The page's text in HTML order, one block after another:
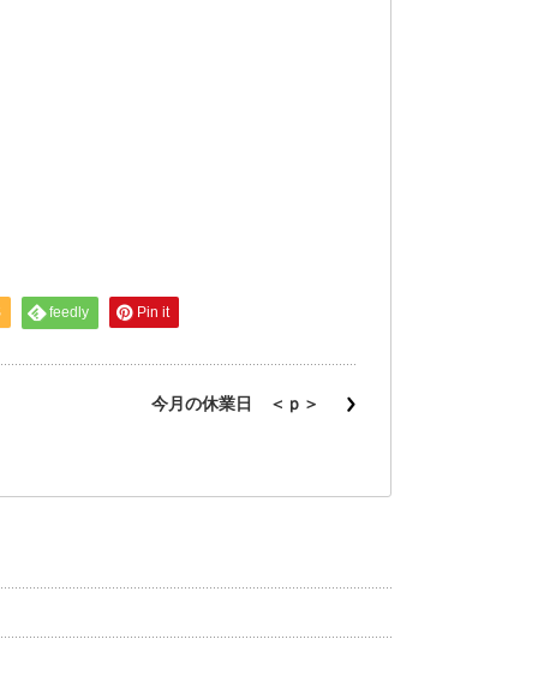
feedly Pin it
今月の休業日 ＜ｐ＞